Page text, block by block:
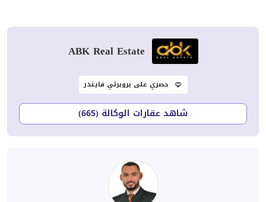
ABK Real Estate
حصري على بروبرتي فايندر
شاهد عقارات الوكالة (665)